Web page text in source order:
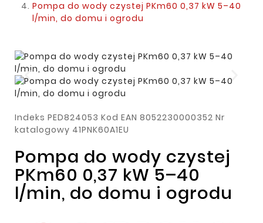
Pompa do wody czystej PKm60 0,37 kW 5–40
l/min, do domu i ogrodu
Indeks PED824053 Kod EAN 8052230000352 Nr
katalogowy 41PNK60A1EU
Pompa do wody czystej
PKm60 0,37 kW 5–40
l/min, do domu i ogrodu